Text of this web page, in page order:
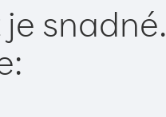
snadné.